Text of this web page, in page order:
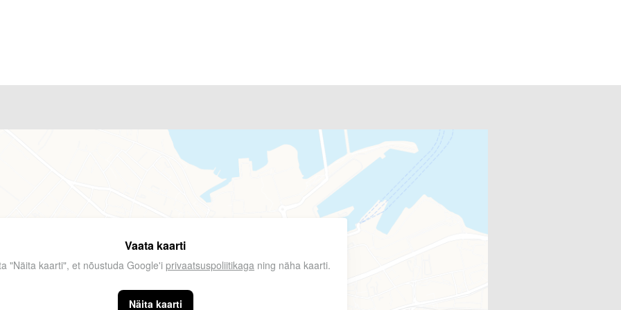
Vaata kaarti
"Näita kaarti", et nõustuda Google'i privaatsuspoliitikaga ning näha kaarti.
Näita kaarti